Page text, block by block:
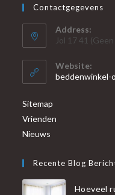
Contactgegevens
Address:
Jol 17 41
Website:
beddenwinkel-
Sitemap
Vrienden
Nieuws
Recente Blog
Hoeveel